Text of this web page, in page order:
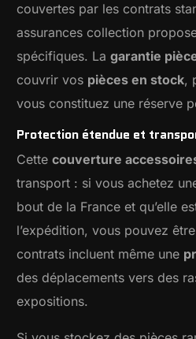
couvertes par les contrats
assurances collection
spécifiques. Lagarantie
couvrir vos pièces en stock,
vous constituez une réserve
Protection étendue et
Cettecouverture
transport : si vous achetez
bout de la France et qu’elle
l’expédition, vous pouvez
contrats incluent même une
des déplacements vers des
expositions.